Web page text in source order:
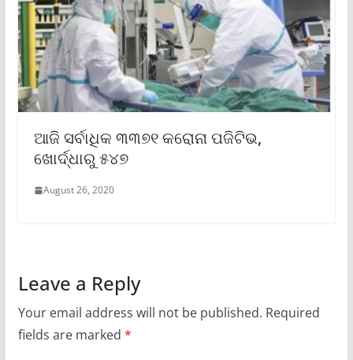
ଆଜି ସର୍ବାଧିକ ୩୩୭୧ କରୋନା ପଜିଟିଭ,
ଖୋର୍ଦ୍ଧାରୁ ୫୪୭
August 26, 2020
Leave a Reply
Your email address will not be published. Required
fields are marked *